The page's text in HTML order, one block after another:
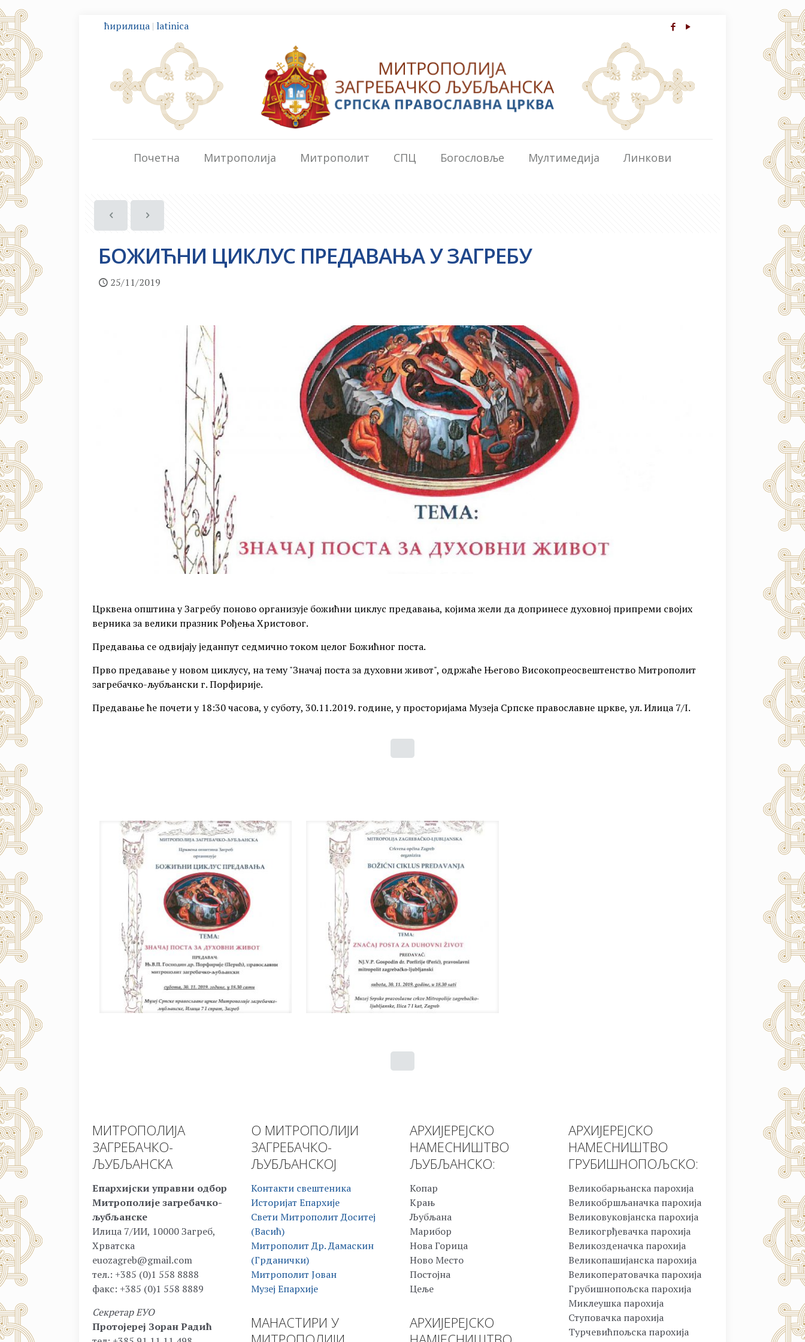
ћирилица | latinica
Почетна Митрополија Митрополит СПЦ Богословље Мултимедија Линкови
БОЖИЋНИ ЦИКЛУС ПРЕДАВАЊА У ЗАГРЕБУ
25/11/2019
Црквена општина у Загребу поново организује божићни циклус предавања, којима жели да допринесе духовној припреми својих
верника за велики празник Рођења Христовог.
Предавања се одвијају једанпут седмично током целог Божићног поста.
Прво предавање у новом циклусу, на тему "Значај поста за духовни живот", одржаће Његово Високопреосвештенство Митрополит
загребачко-љубљански г. Порфирије.
Предавање ће почети у 18:30 часова, у суботу, 30.11.2019. године, у просторијама Музеја Српске православне цркве, ул. Илица 7/I.
МИТРОПОЛИЈА
ЗАГРЕБАЧКО-
ЉУБЉАНСКА
Епархијски управни одбор
Митрополије загребачко-
љубљанске
Илица 7/ИИ, 10000 Загреб,
Хрватска
euozagreb@gmail.com
тел.: +385 (0)1 558 8888
факс: +385 (0)1 558 8889
Секретар ЕУО
Протојереј Зоран Радић
О МИТРОПОЛИЈИ
ЗАГРЕБАЧКО-
ЉУБЉАНСКОЈ
Контакти свештеника
Историјат Епархије
Свети Митрополит Доситеј
(Васић)
Митрополит Др. Дамаскин
(Грданички)
Митрополит Јован
Музеј Епархије
МАНАСТИРИ У
АРХИЈЕРЕЈСКО
НАМЕСНИШТВО
ЉУБЉАНСКО:
Копар
Крањ
Љубљана
Марибор
Нова Горица
Ново Место
Постојна
Цеље
АРХИЈЕРЕЈСКО
АРХИЈЕРЕЈСКО
НАМЕСНИШТВО
ГРУБИШНОПОЉСКО:
Великобарњанска парохија
Великобршљаначка парохија
Великовуковјанска парохија
Великогрђевачка парохија
Великозденачка парохија
Великопашијанска парохија
Великоператовачка парохија
Грубишнопољска парохија
Миклеушка парохија
Ступовачка парохија
Турчевићпољска парохија